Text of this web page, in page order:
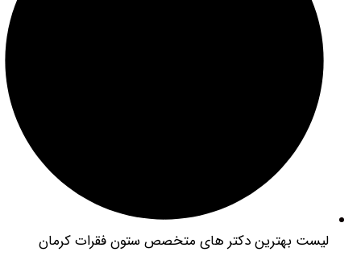
بهترین دکتر های متخصص ستون فقرات کرمان